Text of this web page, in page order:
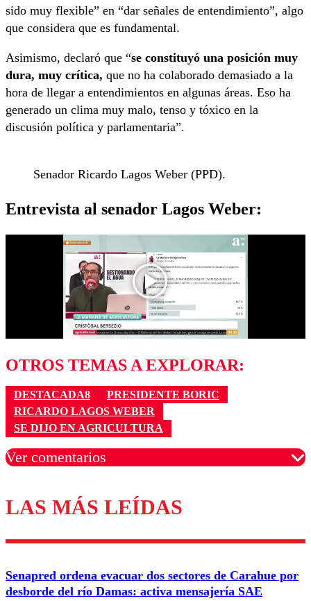
sido muy flexible” en “dar señales de entendimiento”, algo
que considera que es fundamental.
Asimismo, declaró que “se constituyó una posición muy
dura, muy crítica, que no ha colaborado demasiado a la
hora de llegar a entendimientos en algunas áreas. Eso ha
generado un clima muy malo, tenso y tóxico en la
discusión política y parlamentaria”.
Senador Ricardo Lagos Weber (PPD).
Entrevista al senador Lagos Weber:
OTROS TEMAS A EXPLORAR:
DESTACADA8
PRESIDENTE BORIC
RICARDO LAGOS WEBER
SE DIJO EN AGRICULTURA
Ver comentarios
Los comentarios son moderados para garantizar un
diálogo respetuoso.
Nombre
Correo
LAS MÁS LEÍDAS
Senapred ordena evacuar dos sectores de Carahue por
desborde del río Damas: activa mensajería SAE